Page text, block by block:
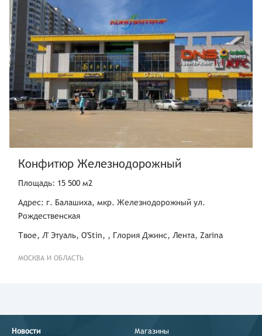
Конфитюр Железнодорожный
Площадь: 15 500 м2
Адрес: г. Балашиха, мкр. Железнодорожный ул.
Рождественская
Твое, Л' Этуаль, O'Stin, , Глория Джинс, Лента, Zarina
МОСКВА И ОБЛАСТЬ
Новости
Магазины